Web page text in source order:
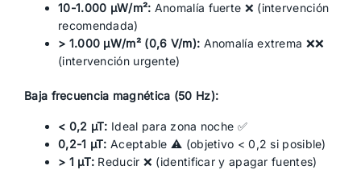
10-1.000 µW/m²: Anomalía fuerte ❌ (intervención
recomendada)
> 1.000 µW/m² (0,6 V/m): Anomalía extrema ❌❌
(intervención urgente)
Baja frecuencia magnética (50 Hz):
< 0,2 µT: Ideal para zona noche ✅
0,2-1 µT: Aceptable ⚠️ (objetivo < 0,2 si posible)
> 1 µT: Reducir ❌ (identificar y apagar fuentes)